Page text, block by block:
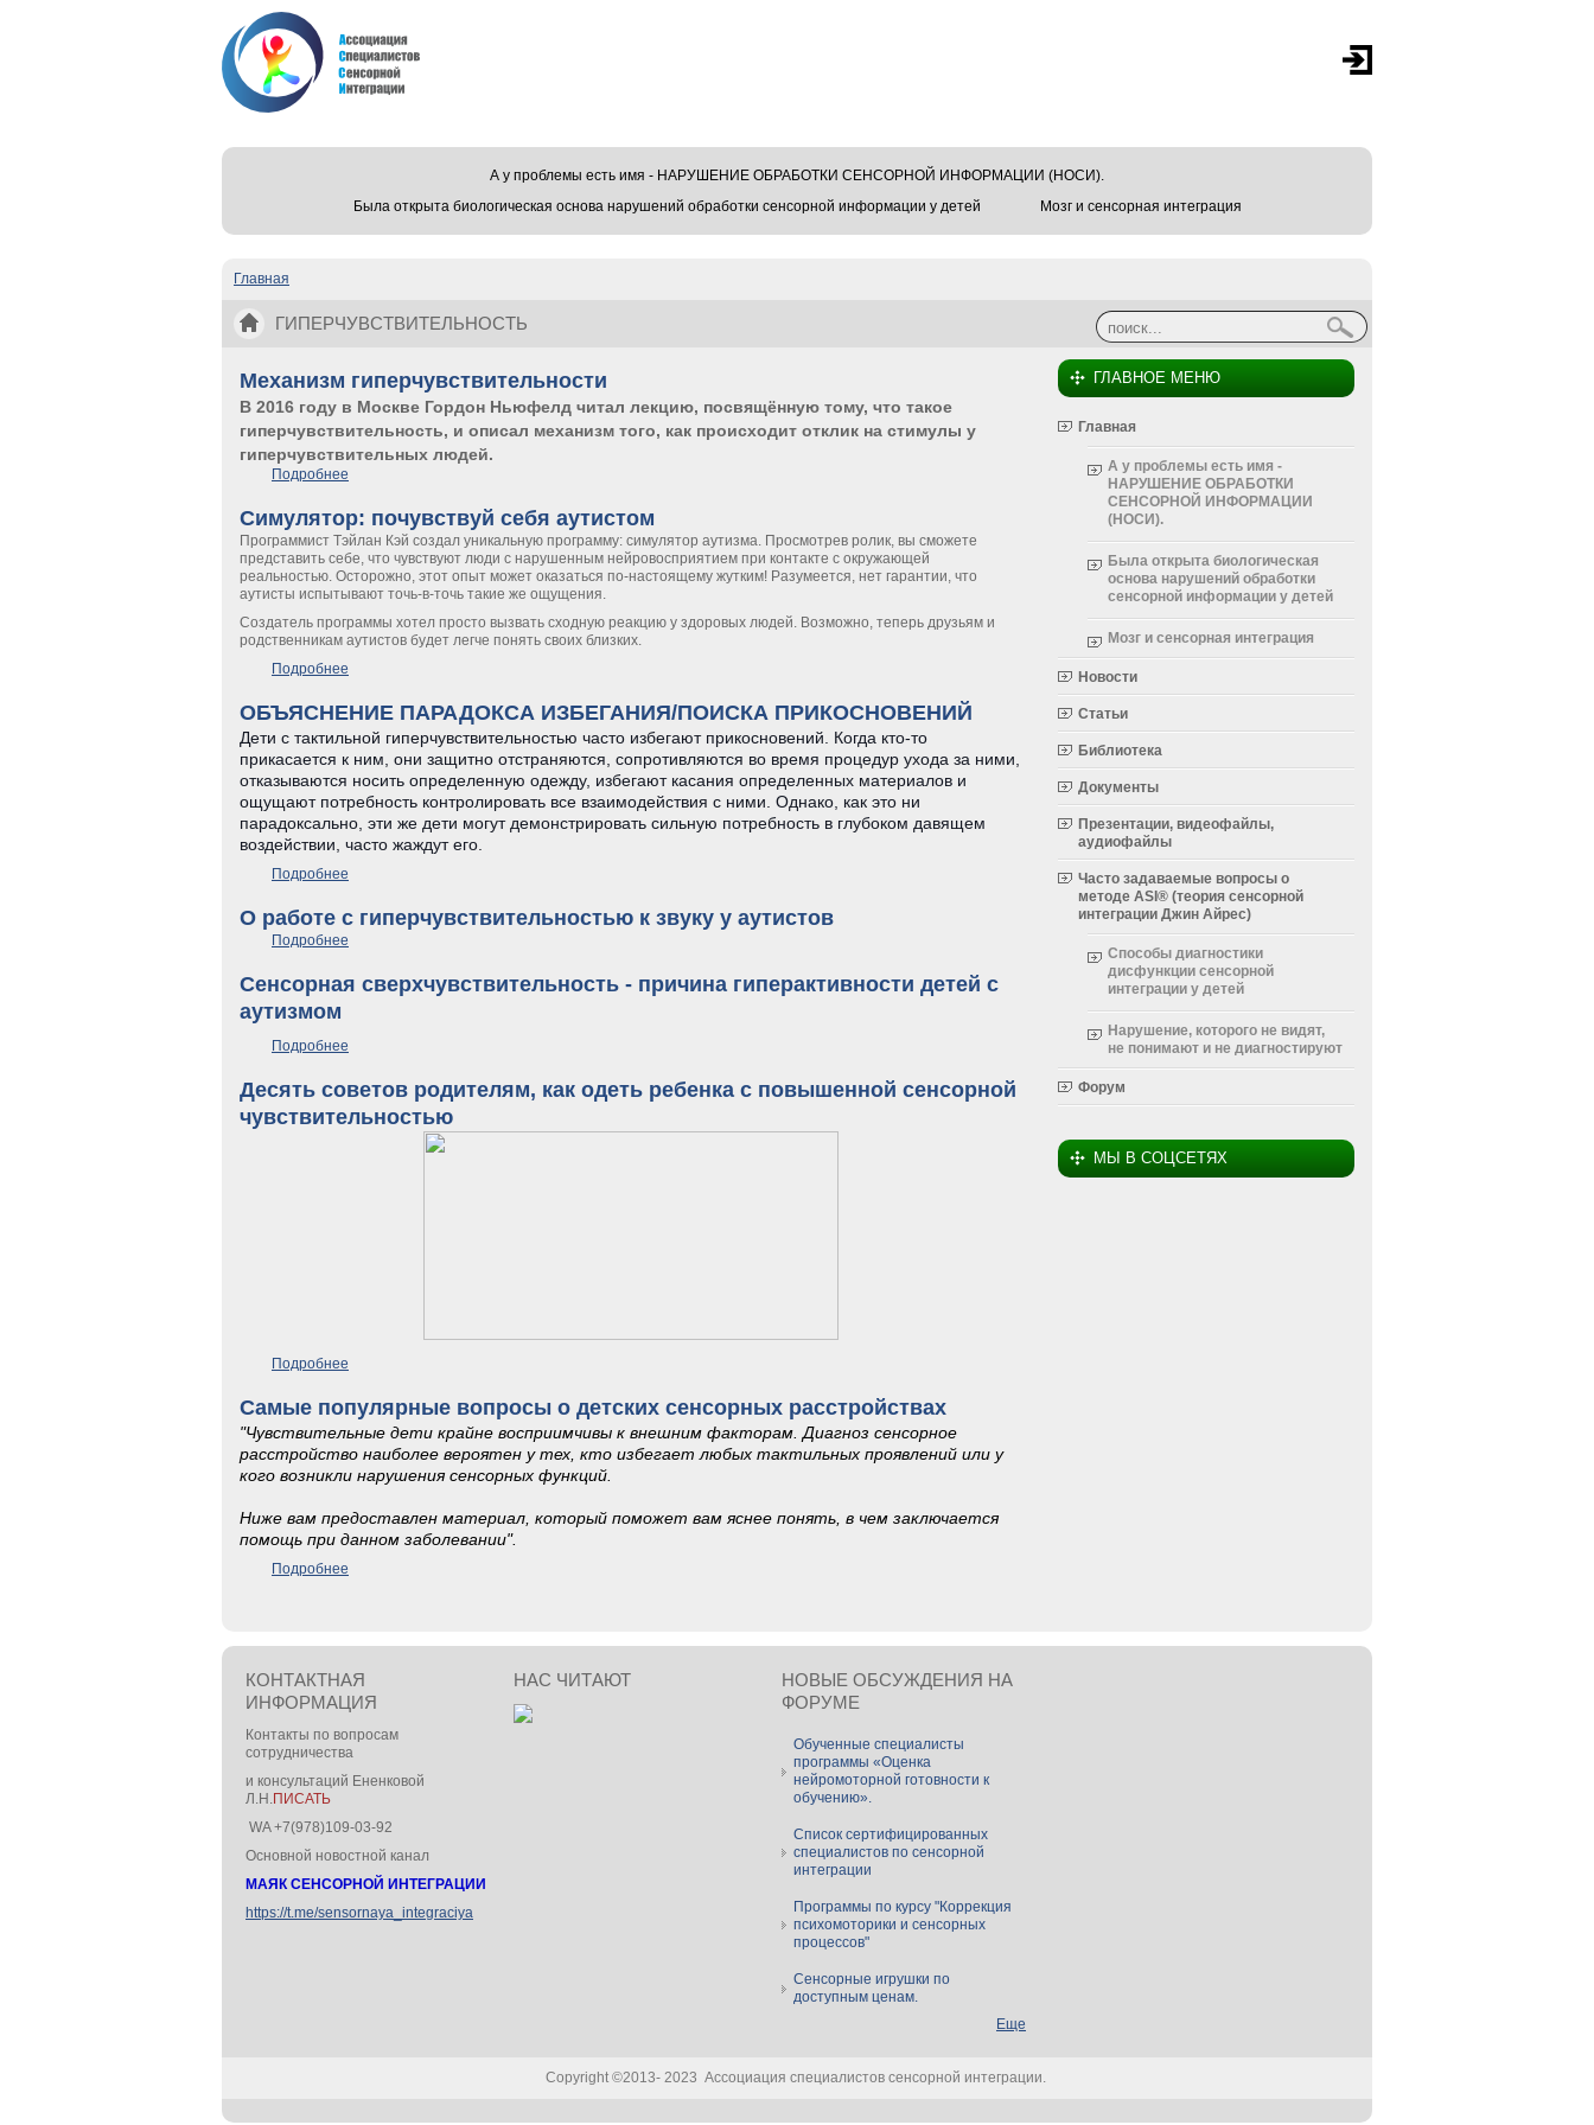
А у проблемы есть имя - НАРУШЕНИЕ ОБРАБОТКИ СЕНСОРНОЙ ИНФОРМАЦИИ (НОСИ).
Была открыта биологическая основа нарушений обработки сенсорной информации у детей
Мозг и сенсорная интеграция
Вы здесь
Главная
ГИПЕРЧУВСТВИТЕЛЬНОСТЬ Форма поиска
Найти
Механизм гиперчувствительности
В 2016 году в Москве Гордон Ньюфелд читал лекцию, посвящённую тому, что такое
гиперчувствительность, и описал механизм того, как происходит отклик на стимулы у
гиперчувствительных людей.
Подробнее
Симулятор: почувствуй себя аутистом
Программист Тэйлан Кэй создал уникальную программу: симулятор аутизма. Просмотрев ролик, вы сможете
представить себе, что чувствуют люди с нарушенным нейровосприятием при контакте с окружающей
реальностью. Осторожно, этот опыт может оказаться по-настоящему жутким! Разумеется, нет гарантии, что
аутисты испытывают точь-в-точь такие же ощущения.
Создатель программы хотел просто вызвать сходную реакцию у здоровых людей. Возможно, теперь друзьям и
родственникам аутистов будет легче понять своих близких.
Подробнее
ОБЪЯСНЕНИЕ ПАРАДОКСА ИЗБЕГАНИЯ/ПОИСКА ПРИКОСНОВЕНИЙ
Дети с тактильной гиперчувствительностью часто избегают прикосновений. Когда кто-то
прикасается к ним, они защитно отстраняются, сопротивляются во время процедур ухода за ними,
отказываются носить определенную одежду, избегают касания определенных материалов и
ощущают потребность контролировать все взаимодействия с ними. Однако, как это ни
парадоксально, эти же дети могут демонстрировать сильную потребность в глубоком давящем
воздействии, часто жаждут его.
Подробнее
О работе с гиперчувствительностью к звуку у аутистов
Подробнее
Сенсорная сверхчувствительность - причина гиперактивности детей с
аутизмом
Подробнее
Десять советов родителям, как одеть ребенка с повышенной сенсорной
чувствительностью
Подробнее
Самые популярные вопросы о детских сенсорных расстройствах
"Чувствительные дети крайне восприимчивы к внешним факторам. Диагноз сенсорное
расстройство наиболее вероятен у тех, кто избегает любых тактильных проявлений или у
кого возникли нарушения сенсорных функций.
Ниже вам предоставлен материал, который поможет вам яснее понять, в чем заключается
помощь при данном заболевании".
Подробнее
ГЛАВНОЕ МЕНЮ
Главная
А у проблемы есть имя -
НАРУШЕНИЕ ОБРАБОТКИ
СЕНСОРНОЙ ИНФОРМАЦИИ
(НОСИ).
Была открыта биологическая
основа нарушений обработки
сенсорной информации у детей
Мозг и сенсорная интеграция
Новости
Статьи
Библиотека
Документы
Презентации, видеофайлы,
аудиофайлы
Часто задаваемые вопросы о
методе ASI® (теория сенсорной
интеграции Джин Айрес)
Способы диагностики
дисфункции сенсорной
интеграции у детей
Нарушение, которого не видят,
не понимают и не диагностируют
Форум
МЫ В СОЦСЕТЯХ
КОНТАКТНАЯ
ИНФОРМАЦИЯ
Контакты по вопросам
сотрудничества
и консультаций Ененковой
Л.Н.ПИСАТЬ
WA +7(978)109-03-92
Основной новостной канал
МАЯК СЕНСОРНОЙ ИНТЕГРАЦИИ
https://t.me/sensornaya_integraciya
НАС ЧИТАЮТ
НОВЫЕ ОБСУЖДЕНИЯ НА
ФОРУМЕ
Обученные специалисты
программы «Оценка
нейромоторной готовности к
обучению».
Список сертифицированных
специалистов по сенсорной
интеграции
Программы по курсу "Коррекция
психомоторики и сенсорных
процессов"
Сенсорные игрушки по
доступным ценам.
Еще
Copyright ©2013- 2023 Ассоциация специалистов сенсорной интеграции.